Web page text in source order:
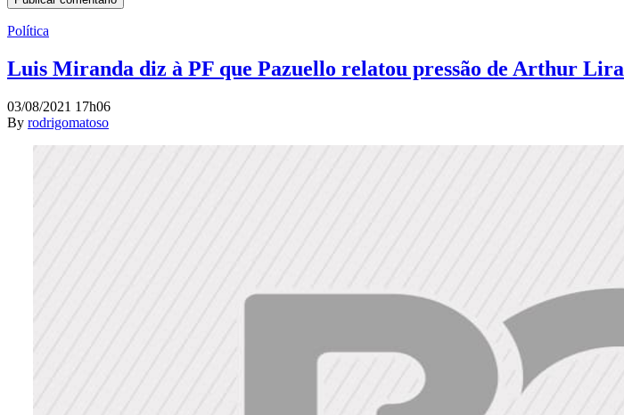
Política
Luis Miranda diz à PF que Pazuello relatou pressão de Arthur Lira
03/08/2021 17h06
By rodrigomatoso